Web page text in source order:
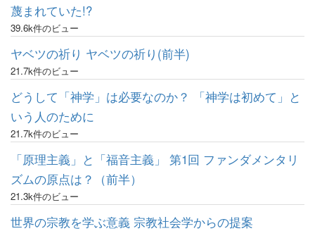
蔑まれていた!?
39.6k件のビュー
ヤベツの祈り ヤベツの祈り(前半)
21.7k件のビュー
どうして「神学」は必要なのか？ 「神学は初めて」と
いう人のために
21.7k件のビュー
「原理主義」と「福音主義」 第1回 ファンダメンタリ
ズムの原点は？（前半）
21.3k件のビュー
世界の宗教を学ぶ意義 宗教社会学からの提案